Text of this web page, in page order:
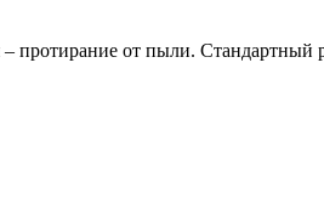
протирание от пыли.